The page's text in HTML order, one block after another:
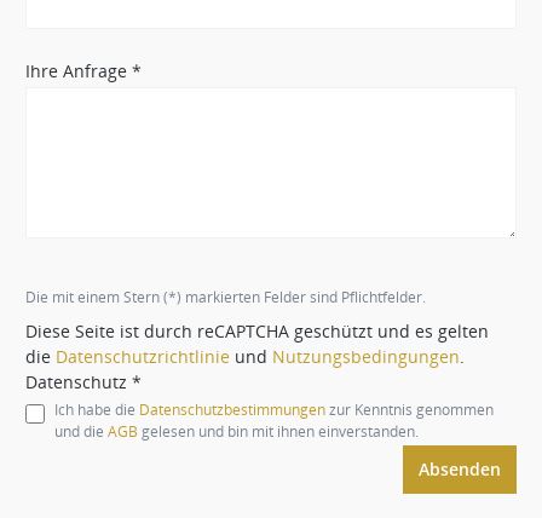
Ihre Anfrage *
Die mit einem Stern (*) markierten Felder sind Pflichtfelder.
Diese Seite ist durch reCAPTCHA geschützt und es gelten
die Datenschutzrichtlinie und Nutzungsbedingungen
Datenschutz *
Ich habe die Datenschutzbestimmungenzur Kenntnis genommen
und die AGB gelesen und bin mit ihnen einverstanden.
Absenden